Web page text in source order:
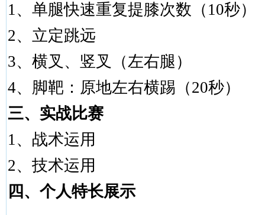
1、单腿快速重复提膝次数（ 10秒）
2、立定跳远
3、横叉、竖叉（左右腿）
4、脚靶：原地左右横踢（20秒）
三、实战比赛
1、战术运用
2、技术运用
四、个人特长展示